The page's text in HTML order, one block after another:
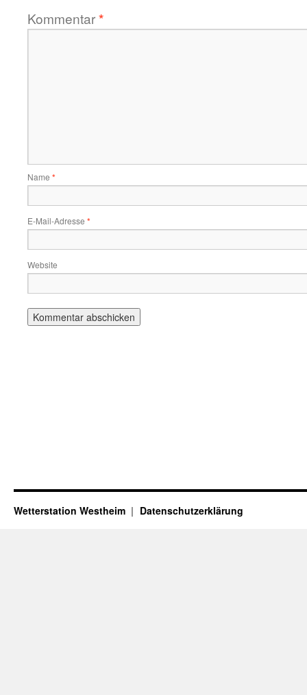
Kommentar*
Name *
E-Mail-Adresse *
Website
Wetterstation Westheim Datenschutzerklärung